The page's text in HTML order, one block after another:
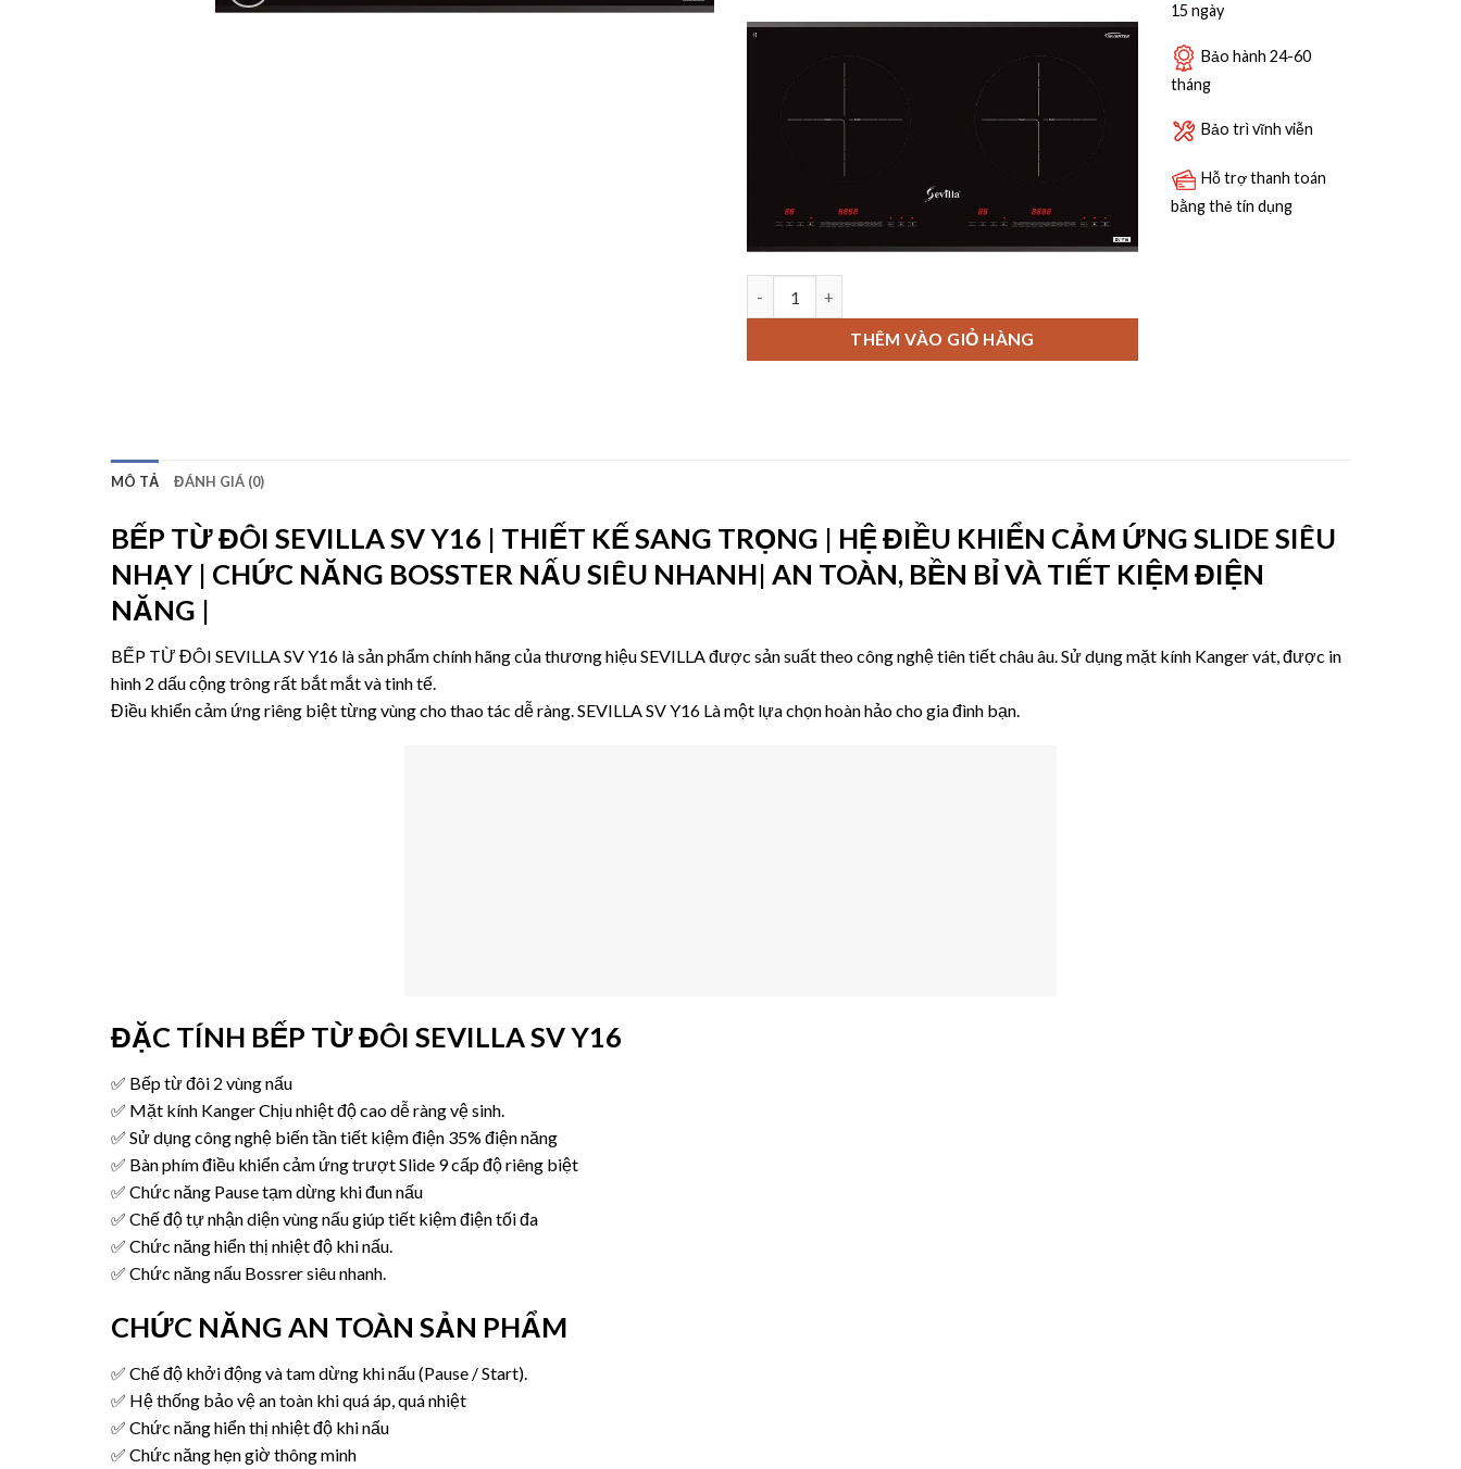
THÊM VÀO GIỎ HÀNG
15 ngày
Bảo hành 24-60
tháng
Bảo trì vĩnh viễn
Hỗ trợ thanh toán
bằng thẻ tín dụng
MÔ TẢ ĐÁNH GIÁ (0)
BẾP TỪ ĐÔI SEVILLA SV Y16 | THIẾT KẾ SANG TRỌNG | HỆ ĐIỀU KHIỂN CẢM ỨNG SLIDE SIÊU
NHẠY | CHỨC NĂNG BOSSTER NẤU SIÊU NHANH| AN TOÀN, BỀN BỈ VÀ TIẾT KIỆM ĐIỆN
NĂNG |
BẾP TỪ ĐÔI SEVILLA SV Y16 là sản phẩm chính hãng của thương hiệuSEVILLA được sản suất theo công nghệ tiên tiết châu âu. Sử dụng mặt kính Kanger vát, được in
hình 2 dấu cộng trông rất bắt mắt và tinh tế.
Điều khiển cảm ứng riêng biệt từng vùng cho thao tác dễ ràng. SEVILLA SV Y16 Là một lựa chọn hoàn hảo cho gia đình bạn.
ĐẶC TÍNH BẾP TỪ ĐÔI SEVILLA SV Y16
✅ Bếp từ đôi 2 vùng nấu
✅ Mặt kính Kanger Chịu nhiệt độ cao dễ ràng vệ sinh.
✅ Sử dụng công nghệ biến tần tiết kiệm điện 35% điện năng
✅ Bàn phím điều khiển cảm ứng trượt Slide 9 cấp độ riêng biệt
✅ Chức năng Pause tạm dừng khi đun nấu
✅ Chế độ tự nhận diện vùng nấu giúp tiết kiệm điện tối đa
✅ Chức năng hiển thị nhiệt độ khi nấu.
✅ Chức năng nấu Bossrer siêu nhanh.
CHỨC NĂNG AN TOÀN SẢN PHẨM
✅ Chế độ khởi động và tam dừng khi nấu (Pause / Start).
✅ Hệ thống bảo vệ an toàn khi quá áp, quá nhiệt
✅ Chức năng hiển thị nhiệt độ khi nấu
✅ Chức năng hẹn giờ thông minh